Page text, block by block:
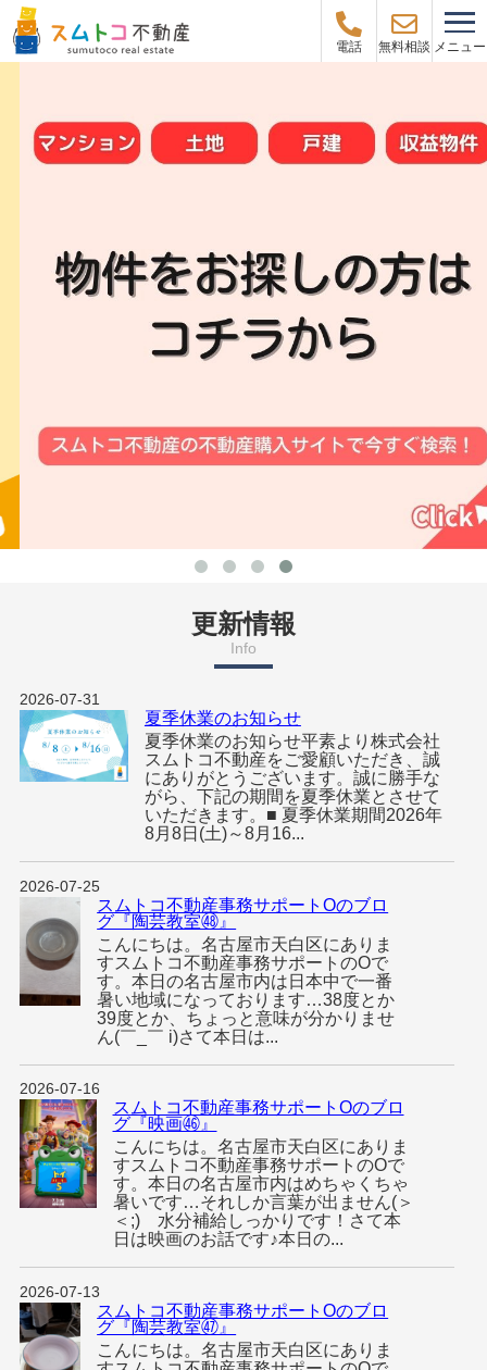
電話 無料相談 メニュー
更新情報
Info
2026-07-31
夏季休業のお知らせ
夏季休業のお知らせ平素より株式会社
スムトコ不動産をご愛顧いただき、誠
にありがとうございます。誠に勝手な
がら、下記の期間を夏季休業とさせて
いただきます。■ 夏季休業期間2026年
8月8日(土)～8月16...
2026-07-25
スムトコ不動産事務サポートOのブロ
グ『陶芸教室㊽』
こんにちは。名古屋市天白区にありま
すスムトコ不動産事務サポートのOで
す。本日の名古屋市内は日本中で一番
暑い地域になっております…38度とか
39度とか、ちょっと意味が分かりませ
ん(￣_￣ i)さて本日は...
2026-07-16
スムトコ不動産事務サポートOのブロ
グ『映画㊻』
こんにちは。名古屋市天白区にありま
すスムトコ不動産事務サポートのOで
す。本日の名古屋市内はめちゃくちゃ
暑いです…それしか言葉が出ません(＞
＜;) 水分補給しっかりです！さて本
日は映画のお話です♪本日の...
2026-07-13
スムトコ不動産事務サポートOのブロ
グ『陶芸教室㊼』
こんにちは。名古屋市天白区にありま